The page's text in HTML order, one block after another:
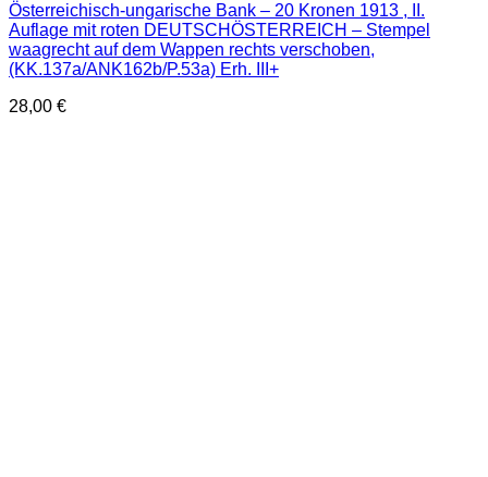
Österreichisch-ungarische Bank – 20 Kronen 1913 , II.
Auflage mit roten DEUTSCHÖSTERREICH – Stempel
waagrecht auf dem Wappen rechts verschoben,
(KK.137a/ANK162b/P.53a) Erh. III+
28,00 €